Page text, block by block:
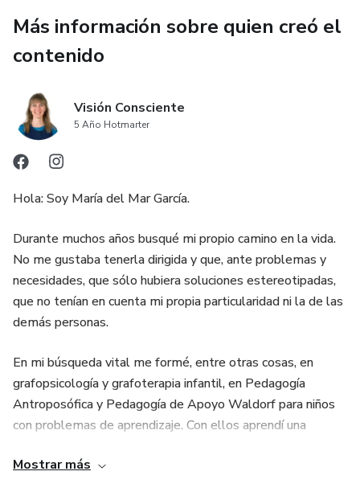
Más información sobre quien creó el
contenido
Visión Consciente
5 Año Hotmarter
Hola: Soy María del Mar García.
Durante muchos años busqué mi propio camino en la vida.
No me gustaba tenerla dirigida y que, ante problemas y
necesidades, que sólo hubiera soluciones estereotipadas,
que no tenían en cuenta mi propia particularidad ni la de las
demás personas.
En mi búsqueda vital me formé, entre otras cosas, en
grafopsicología y grafoterapia infantil, en Pedagogía
Antroposófica y Pedagogía de Apoyo Waldorf para niños
con problemas de aprendizaje. Con ellos aprendí una
creativa (y más acorde a mi propio sentir), buscando y
Mostrar más